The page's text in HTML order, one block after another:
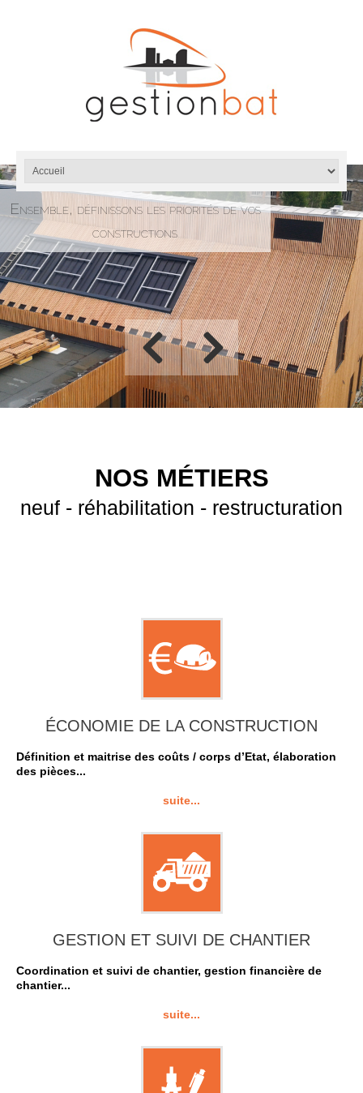
Ensemble, définissons les priorités de vos
constructions
NOS MÉTIERS
neuf - réhabilitation - restructuration
ÉCONOMIE DE LA CONSTRUCTION
Définition et maitrise des coûts / corps d’Etat, élaboration
des pièces...
suite...
GESTION ET SUIVI DE CHANTIER
Coordination et suivi de chantier, gestion financière de
chantier...
suite...